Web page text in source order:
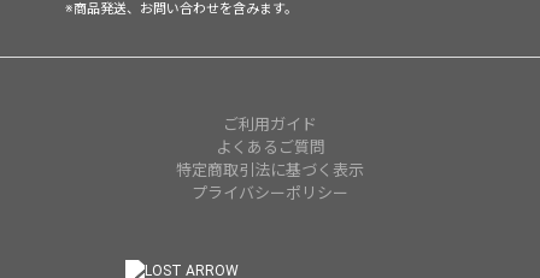
※商品発送、お問い合わせを含みます。
ご利用ガイド
よくあるご質問
特定商取引法に基づく表示
プライバシーポリシー